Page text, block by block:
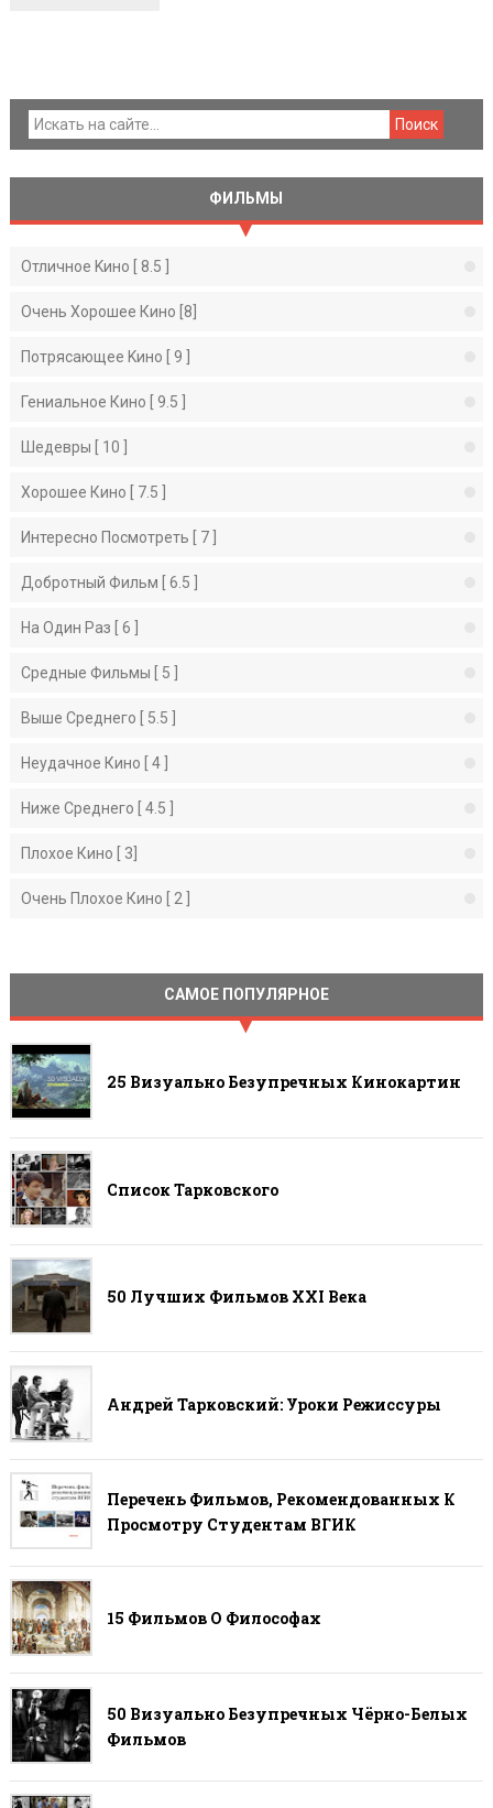
ФИЛЬМЫ
Отличное Kино [ 8.5 ]
Очень Хорошее Кино [8]
Потрясающее Kино [ 9 ]
Гениальное Кино [ 9.5 ]
Шедевры [ 10 ]
Хорошее Кино [ 7.5 ]
Интересно Посмотреть [ 7 ]
Добротный Фильм [ 6.5 ]
На Один Раз [ 6 ]
Средные Фильмы [ 5 ]
Выше Среднего [ 5.5 ]
Неудачное Кино [ 4 ]
Ниже Среднего [ 4.5 ]
Плохое Кино [ 3]
Очень Плохое Кино [ 2 ]
САМОЕ ПОПУЛЯРНОЕ
25 Визуально Безупречных Кинокартин
Список Тарковского
50 Лучших Фильмов ХХI Века
Андрей Тарковский: Уроки Режиссуры
Перечень Фильмов, Рекомендованных К
Просмотру Студентам ВГИК
15 Фильмов О Философах
50 Визуально Безупречных Чёрно-Белых
Фильмов